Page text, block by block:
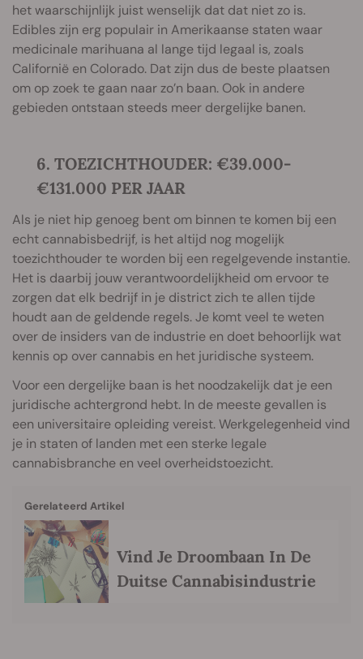
het waarschijnlijk juist wenselijk dat dat niet zo is.
Edibles zijn erg populair in Amerikaanse staten waar
medicinale marihuana al lange tijd legaal is, zoals
Californië en Colorado. Dat zijn dus de beste plaatsen
om op zoek te gaan naar zo’n baan. Ook in andere
gebieden ontstaan steeds meer dergelijke banen.
6. TOEZICHTHOUDER: €39.000-
€131.000 PER JAAR
Als je niet hip genoeg bent om binnen te komen bij een
echt cannabisbedrijf, is het altijd nog mogelijk
toezichthouder te worden bij een regelgevende instantie.
Het is daarbij jouw verantwoordelijkheid om ervoor te
zorgen dat elk bedrijf in je district zich te allen tijde
houdt aan de geldende regels. Je komt veel te weten
over de insiders van de industrie en doet behoorlijk wat
kennis op over cannabis en het juridische systeem.
Voor een dergelijke baan is het noodzakelijk dat je een
juridische achtergrond hebt. In de meeste gevallen is
een universitaire opleiding vereist. Werkgelegenheid vind
je in staten of landen met een sterke legale
cannabisbranche en veel overheidstoezicht.
Gerelateerd Artikel
Vind Je Droombaan In De
Duitse Cannabisindustrie